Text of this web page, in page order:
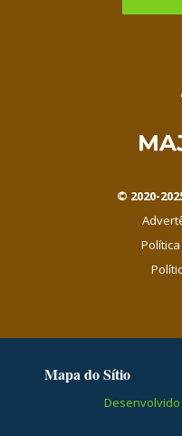
© 2020-
Mapa do Sítio
Desenvolvido